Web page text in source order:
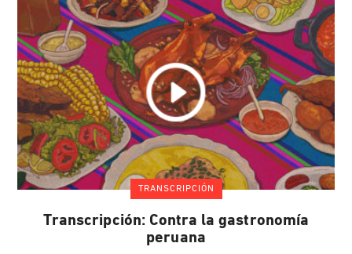
TRANSCRIPCIÓN
Transcripción: Contra la gastronomía
peruana